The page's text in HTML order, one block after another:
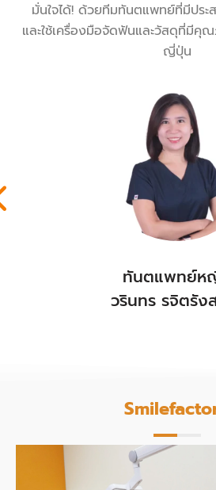
มั่นใจได้! ด้วยทีมทันตแพทย์ที่มีปร
และใช้เครื่องมือจัดฟันและวัสดุที่มีคุ
ญี่ปุ่น
ทันตแพทย์ห
วรินทร รจิตรัง